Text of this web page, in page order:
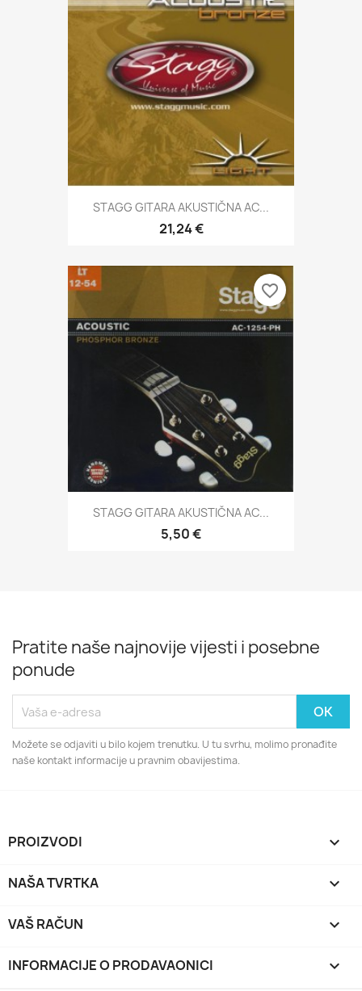
STAGG GITARA AKUSTIČNA AC...
21,24 €
STAGG GITARA AKUSTIČNA AC...
5,50 €
favorite_border
Pratite naše najnovije vijesti i posebne
ponude
Možete se odjaviti u bilo kojem trenutku. U tu svrhu, molimo pronađite
naše kontakt informacije u pravnim obavijestima.
PROIZVODI 
NAŠA TVRTKA 
VAŠ RAČUN 
INFORMACIJE O PRODAVAONICI keyboard_arrow_down